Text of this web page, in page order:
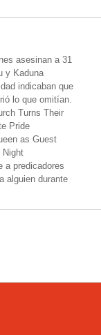
asesinan a 31
y Kaduna
indicaban que
lo que omitían.
Turns Their
Pride
as Guest
Night
a predicadores
alguien durante